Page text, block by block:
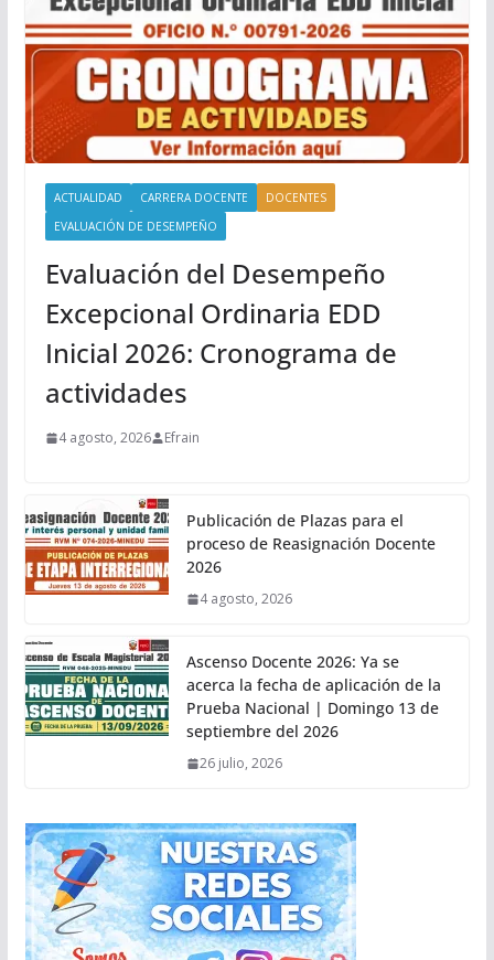
ACTUALIDAD CARRERA DOCENTE
DOCENTES
EVALUACIÓN DE DESEMPEÑO
Evaluación del Desempeño
Excepcional Ordinaria EDD
Inicial 2026: Cronograma de
actividades
4 agosto, 2026 Efrain
Publicación de Plazas para el
proceso de Reasignación Docente
2026
4 agosto, 2026
Ascenso Docente 2026: Ya se
acerca la fecha de aplicación de la
Prueba Nacional | Domingo 13 de
septiembre del 2026
26 julio, 2026